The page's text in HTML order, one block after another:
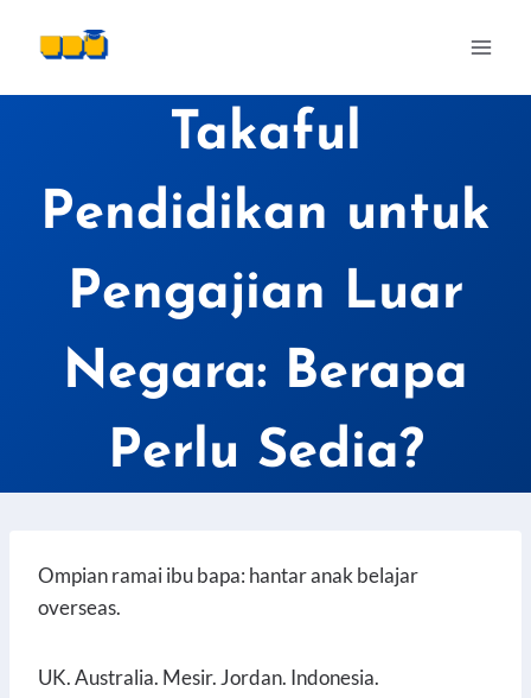
Takaful
Pendidikan untuk
Pengajian Luar
Negara: Berapa
Perlu Sedia?
Ompian ramai ibu bapa: hantar anak belajar
overseas.
UK. Australia. Mesir. Jordan. Indonesia.